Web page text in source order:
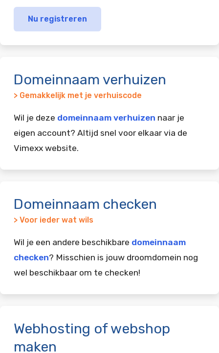
Nu registreren
Domeinnaam verhuizen
> Gemakkelijk met je verhuiscode
Wil je deze domeinnaam verhuizen naar je
eigen account? Altijd snel voor elkaar via de
Vimexx website.
Domeinnaam checken
> Voor ieder wat wils
Wil je een andere beschikbare domeinnaam
checken? Misschien is jouw droomdomein nog
wel beschikbaar om te checken!
Webhosting of webshop
maken